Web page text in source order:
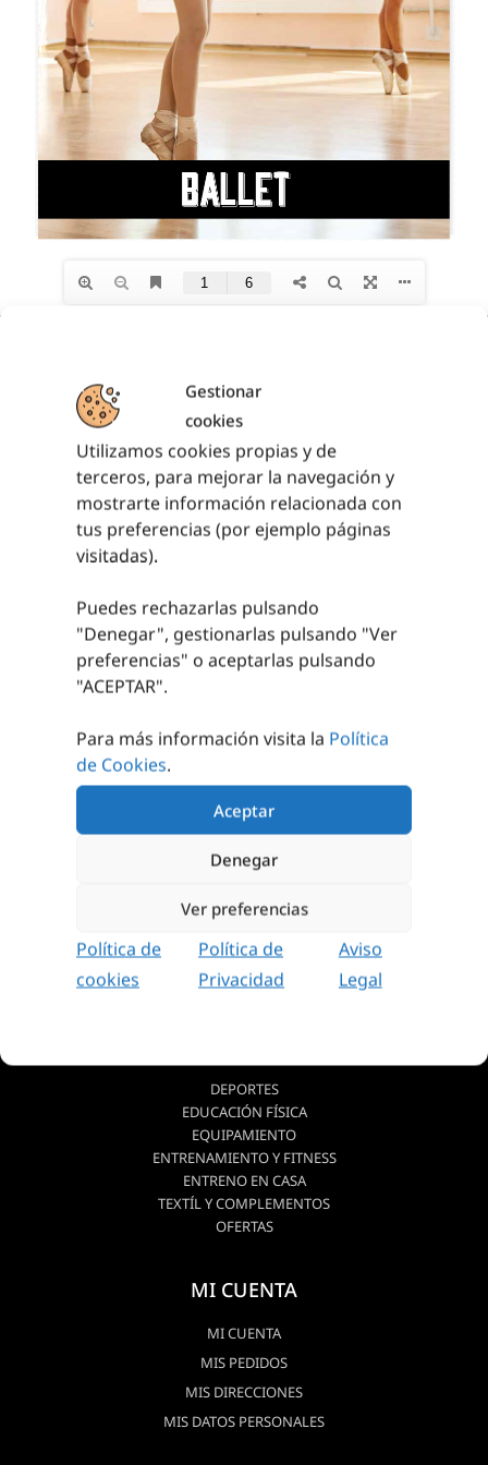
Gestionar
cookies
Utilizamos cookies propias y de
terceros, para mejorar la navegación y
mostrarte información relacionada con
tus preferencias (por ejemplo páginas
visitadas).
Puedes rechazarlas pulsando
"Denegar", gestionarlas pulsando "Ver
preferencias" o aceptarlas pulsando
"ACEPTAR".
Para más información visita la Política
de Cookies.
Aceptar
Denegar
Ver preferencias
Política de
cookies
Política de
Privacidad
Aviso
Legal
¿NECESITAS ASESORAMIENTO
DEPORTIVO?
Somos una empresa con más de 20 años de experiencia
en el sector.
Asesoramiento personalizado para lograr un
equipamiento adecuado.
Nos encargamos de tus instalaciones deportivas.
CATÁLOGOS 24/25 y 25/26
TRABAJOS REALIZADOS
CONTACTO
DEPORTES
EDUCACIÓN FÍSICA
EQUIPAMIENTO
ENTRENAMIENTO Y FITNESS
ENTRENO EN CASA
TEXTÍL Y COMPLEMENTOS
OFERTAS
MI CUENTA
MI CUENTA
MIS PEDIDOS
MIS DIRECCIONES
MIS DATOS PERSONALES